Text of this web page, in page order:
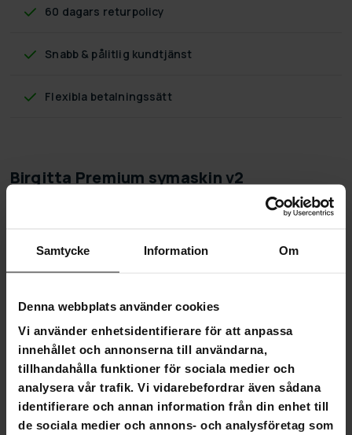
Samtycke Information Om
Denna webbplats använder cookies
Vi använder enhetsidentifierare för att anpassa
innehållet och annonserna till användarna,
tillhandahålla funktioner för sociala medier och
analysera vår trafik. Vi vidarebefordrar även sådana
identifierare och annan information från din enhet till
de sociala medier och annons- och analysföretag som
60 dagars returpolicy
Snabb & pålitlig kundtjänst
Flexibla betalningssätt
Birgitta Premium symaskin v2
denna förkortar och tar in byxbuntar, syr ny dragkedja eller
kortar av gardiner till rätt längd. 16 olika stygnsmöjligheter
Dessutom förenkar knappsömmen när du skall sy i en knapp.
Med den inbyggda arbetsbelysningen ser du tydligt de
mest krävande detaljerna. Backfunktion och automatisk
spolning är pricken över i:et hos denna Birgitta symaskin.
Lättmetall stommen ser till att maskinen stadigt hålls på
plats och är stabil att använda.
Produktinfo: